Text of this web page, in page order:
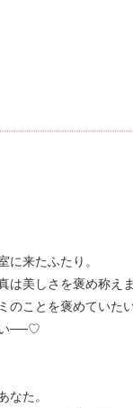
来たふたり。
は美しさを褒め称
のことを褒めていた
い──♡
た。